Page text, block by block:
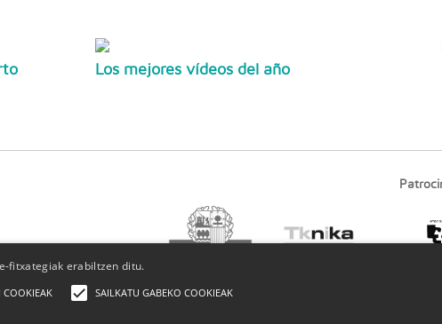
Los mejores vídeos del año
de
fitxategiak erabiltzen ditu.
COOKIEAK SAILKATU GABEKO COOKIEAK